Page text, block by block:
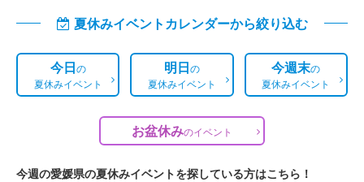
夏休みイベントカレンダーから絞り込む
今日の
夏休みイベント
明日の
夏休みイベント
今週末の
夏休みイベント
お盆休みのイベント
今週の愛媛県の夏休みイベントを探している方はこちら！